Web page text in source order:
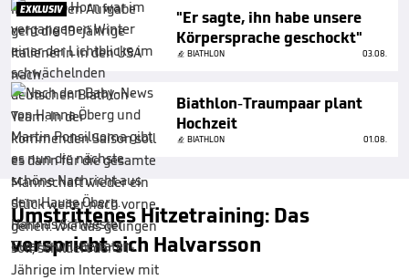
EXKLUSIV
"Er sagte, ihn habe unsere
Körpersprache geschockt"
BIATHLON 03.08.
Biathlon-Traumpaar plant
Hochzeit
BIATHLON 01.08.
Umstrittenes Hitzetraining: Das
verspricht sich Halvarsson